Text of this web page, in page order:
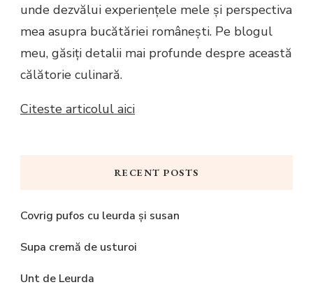
unde dezvălui experiențele mele și perspectiva
mea asupra bucătăriei românești. Pe blogul
meu, găsiți detalii mai profunde despre această
călătorie culinară.
Citeste articolul aici
RECENT POSTS
Covrig pufos cu leurda și susan
Supa cremă de usturoi
Unt de Leurda